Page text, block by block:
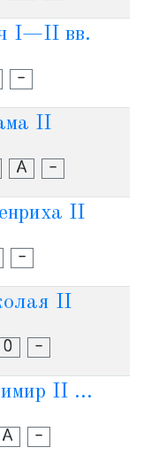
I—II вв.
-
II
А -
II
-
II
О -
II ...
А -